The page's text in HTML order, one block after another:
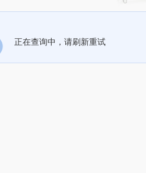
正在查询中，请刷新重试